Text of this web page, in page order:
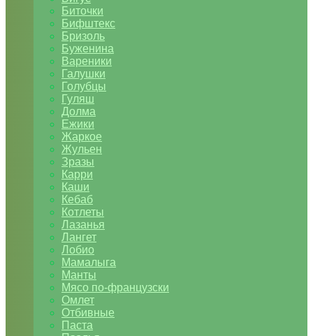
Биточки
Бифштекс
Бризоль
Буженина
Вареники
Галушки
Голубцы
Гуляш
Долма
Ежики
Жаркое
Жульен
Зразы
Карри
Каши
Кебаб
Котлеты
Лазанья
Лангет
Лобио
Мамалыга
Манты
Мясо по-французски
Омлет
Отбивные
Паста